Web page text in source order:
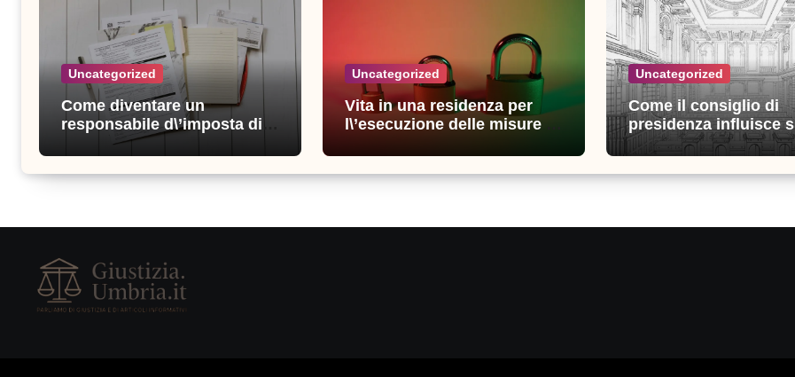
Uncategorized
Come diventare un
responsabile d\’imposta di
successo: consigli e
strategie vincenti
Uncategorized
Vita in una residenza per
l\’esecuzione delle misure di
consigli utili
Uncategorized
Come il consiglio di
presidenza influisce
decisioni della
amministrativa